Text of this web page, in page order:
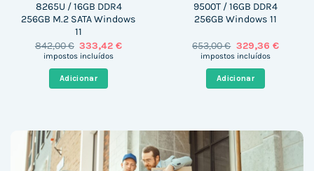
8265U / 16GB DDR4
256GB M.2 SATA Windows
11
842,00€ O
preço
era:
842,00 €.
333,42€O
impostos incluídos
Adicionar
9500T / 16GB DDR4
256GB Windows 11
653,00€ O
preço
era:
653,00 €.
329,36 €O
impostos incluídos
Adicionar